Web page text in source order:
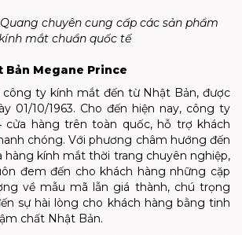
chuyên cung cấp các sản phẩm
mắt chuẩn quốc tế
Bản Megane Prince
công ty kính mắt đến từ Nhật Bản, được
01/10/1963. Cho đến hiện nay, công ty
cửa hàng trên toàn quốc, hỗ trợ khách
chóng. Với phương châm hướng đến
hàng kính mắt thời trang chuyên nghiệp,
đem đến cho khách hàng những cặp
về mẫu mã lẫn giá thành, chú trọng
sự hài lòng cho khách hàng bằng tinh
chất Nhật Bản.